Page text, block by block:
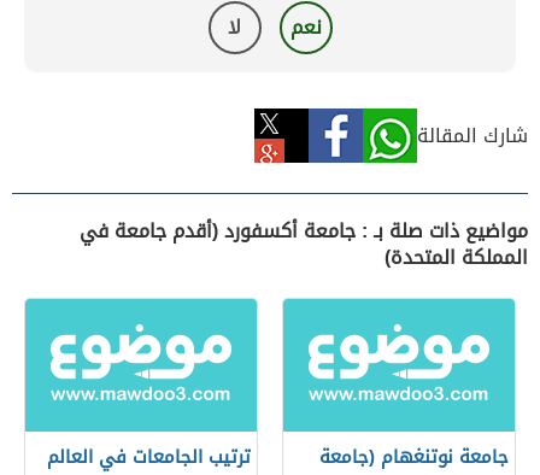
نعم لا
شارك المقالة
مواضيع ذات صلة بـ : جامعة أكسفورد (أقدم جامعة في
المملكة المتحدة)
جامعة نوتنغهام (جامعة
ترتيب الجامعات في العالم